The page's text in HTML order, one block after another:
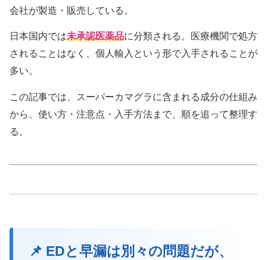
会社が製造・販売している。
日本国内では未承認医薬品に分類される。医療機関で処方
されることはなく、個人輸入という形で入手されることが
多い。
この記事では、スーパーカマグラに含まれる成分の仕組み
から、使い方・注意点・入手方法まで、順を追って整理す
る。
📌 EDと早漏は別々の問題だが、